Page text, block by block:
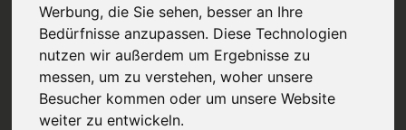
Werbung, die Sie sehen, besser an Ihre
Bedürfnisse anzupassen. Diese Technologien
nutzen wir außerdem um Ergebnisse zu
messen, um zu verstehen, woher unsere
Besucher kommen oder um unsere Website
weiter zu entwickeln.